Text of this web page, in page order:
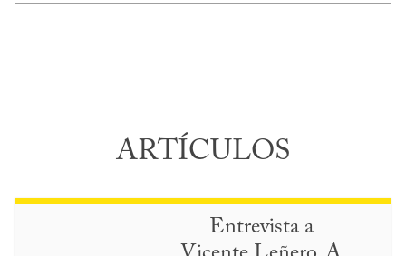
ARTÍCULOS
Entrevista a